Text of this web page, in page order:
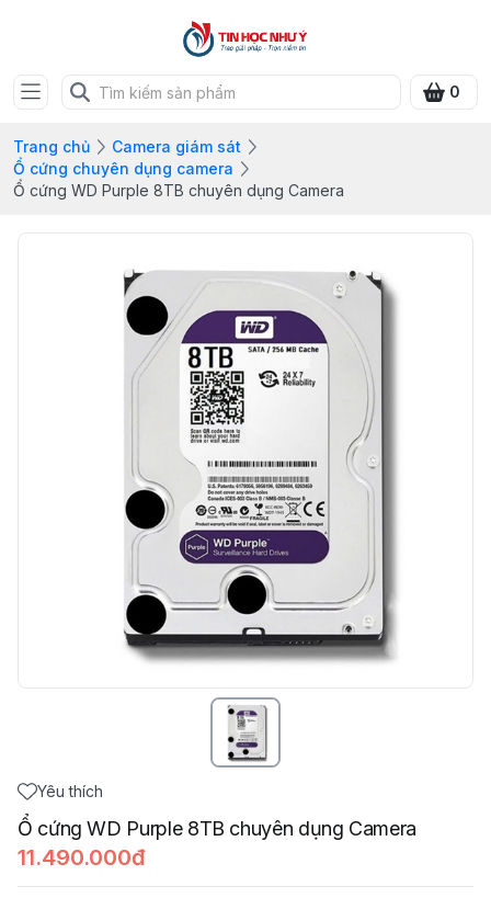
0
Trang chủ
Camera giám sát
Ổ cứng chuyên dụng camera
Ổ cứng WD Purple 8TB chuyên dụng Camera
Yêu thích
Ổ cứng WD Purple 8TB chuyên dụng Camera
11.490.000đ